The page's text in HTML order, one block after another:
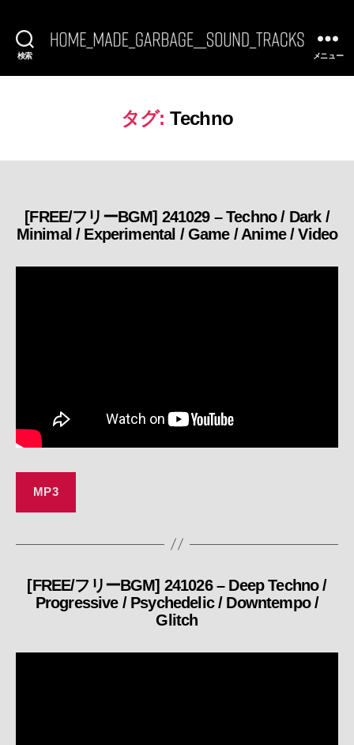
検索
BGM]
SoundTracks
メニュー
タグ: Techno
カ
テ
リ
[FREE/フリーBGM] 241029 – Techno / Dark /
Minimal / Experimental / Game / Anime / Video
MP3
カ
テ
ゴ
ー
[FREE/フリーBGM] 241026 – Deep Techno /
Progressive / Psychedelic / Downtempo /
Glitch